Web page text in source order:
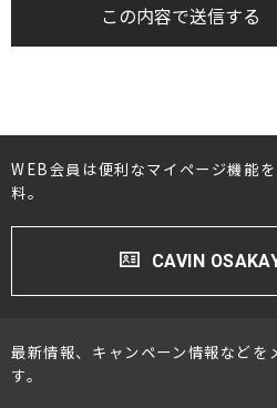
この内容で送信する
WEB会員は便利なマイページ機能
料。
CAVIN
最新情報、キャンペーン情報などを
す。